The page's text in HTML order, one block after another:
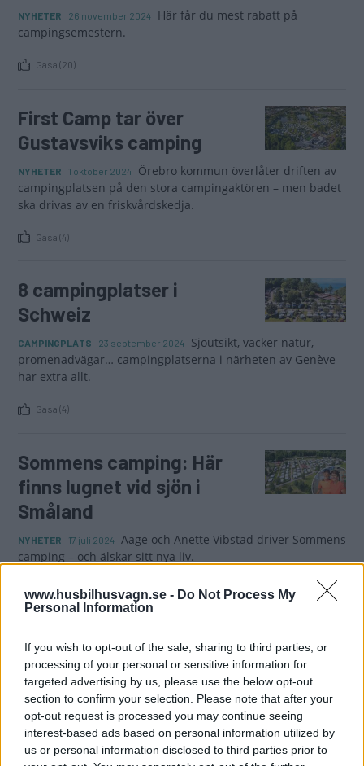
www.husbilhusvagn.se - Do Not Process My
Personal Information
If you wish to opt-out of the sale, sharing to third parties, or
processing of your personal or sensitive information for
targeted advertising by us, please use the below opt-out
section to confirm your selection. Please note that after your
opt-out request is processed you may continue seeing
interest-based ads based on personal information utilized by
us or personal information disclosed to third parties prior to
NYHETER 26 november 2024
Här får du mest rabatt på
campingsemestern.
Gasa (20)
First Camp tar över
Gustavsviks camping
NYHETER 1 oktober 2024
Örebro kommun överlåter driften av
campingplatsen på den stora campingaktören – men badet
ska drivas av en friskvårdskedja.
Gasa (4)
8 campingplatser i
Schweiz
CAMPINGPLATS 23 september 2024
Sjöutsikt, vacker natur,
promenadvägar… campingplatserna i närheten av Genève
har extra allt.
Gasa (4)
Sommens camping: Här
finns lugnet vid sjön i
Småland
NYHETER 17 juli 2024
Aage och Anette Vibstad driver Sommens
camping – och älskar sitt nya liv.
Gasa (24)
”Jojo-väder” på landets
campingplatser
NYHETER 16 juli 2024
12 populära campingplaster i Sverige –
här finns solen.